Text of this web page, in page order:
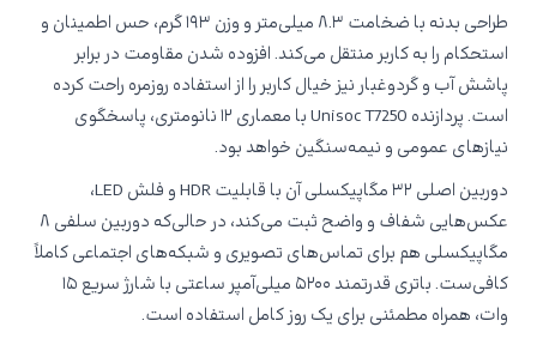
طراحی بدنه با ضخامت ۸.۳ میلی‌متر و وزن ۱۹۳ گرم، حس اطمینان و
استحکام را به کاربر منتقل می‌کند. افزوده شدن مقاومت در برابر
پاشش آب و گردوغبار نیز خیال کاربر را از استفاده روزمره راحت کرده
است. پردازنده Unisoc T7250 با معماری ۱۲ نانومتری، پاسخگوی
نیازهای عمومی و نیمه‌سنگین خواهد بود.
دوربین اصلی ۳۲ مگاپیکسلی آن با قابلیت HDR و فلش LED،
عکس‌هایی شفاف و واضح ثبت می‌کند، در حالی‌که دوربین سلفی ۸
مگاپیکسلی هم برای تماس‌های تصویری و شبکه‌های اجتماعی کاملاً
کافی‌ست. باتری قدرتمند ۵۲۰۰ میلی‌آمپر ساعتی با شارژ سریع ۱۵
وات، همراه مطمئنی برای یک روز کامل استفاده است.